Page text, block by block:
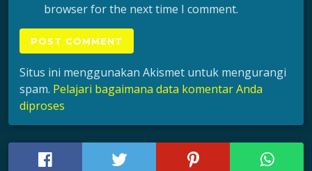
browser for the next time I comment.
Situs ini menggunakan Akismet untuk mengurangi
spam. Pelajari bagaimana data komentar Anda
diproses